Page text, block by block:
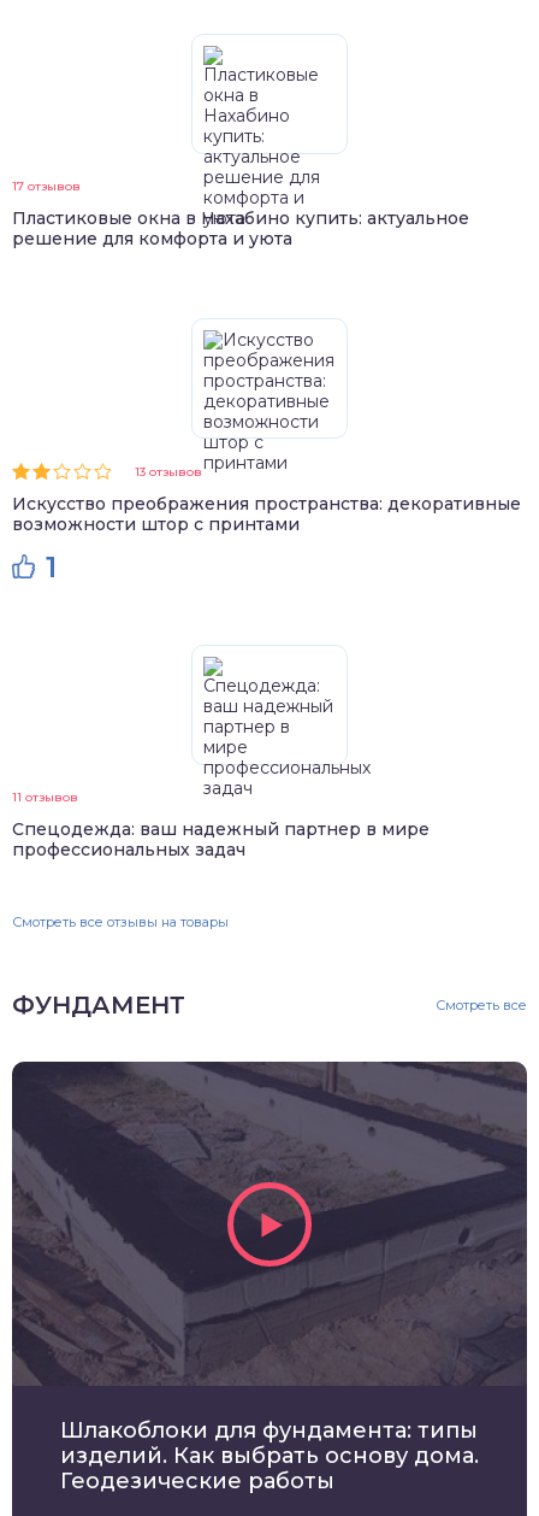
17 отзывов
Пластиковые окна в Нахабино купить: актуальное
решение для комфорта и уюта
13 отзывов
Искусство преображения пространства: декоративные
возможности штор с принтами
1
11 отзывов
Спецодежда: ваш надежный партнер в мире
профессиональных задач
Смотреть все отзывы на товары
ФУНДАМЕНТ Смотреть все
Шлакоблоки для фундамента: типы
изделий. Как выбрать основу дома.
Геодезические работы